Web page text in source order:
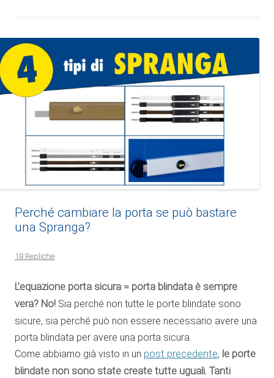
Perché cambiare la porta se può bastare
una Spranga?
18 Repliche
L’equazione porta sicura = porta blindata è sempre
vera? No! Sia perché non tutte le porte blindate sono
sicure, sia perché può non essere necessario avere una
porta blindata per avere una porta sicura.
Come abbiamo già visto in un post precedente, le porte
blindate non sono state create tutte uguali. Tanti